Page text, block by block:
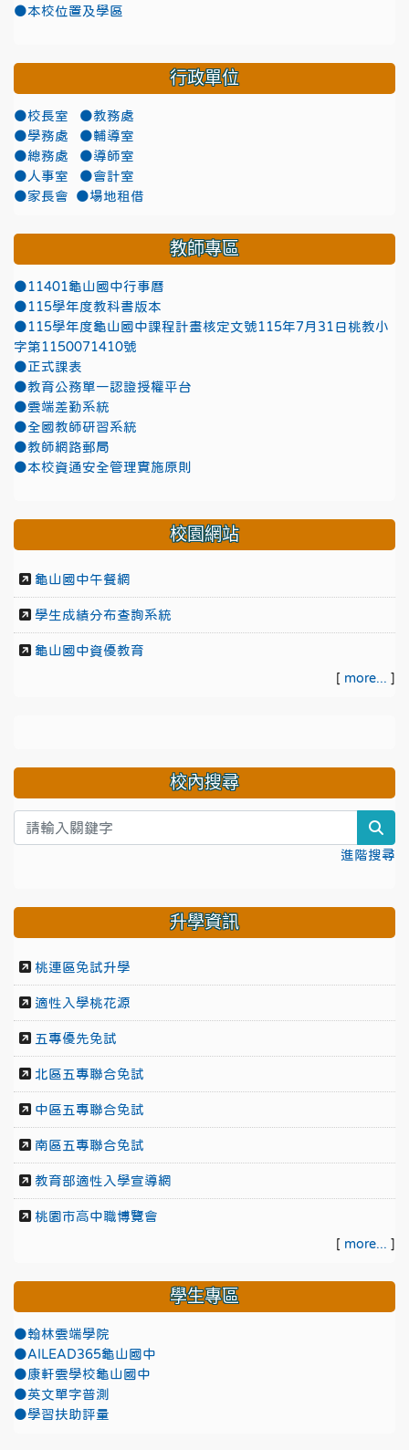
●本校位置及學區
行政單位
●校長室
●教務處
●學務處
●輔導室
●總務處
●導師室
●人事室
●會計室
●家長會
●場地租借
教師專區
●11401龜山國中行事曆
●115學年度教科書版本
●115學年度龜山國中課程計畫核定文號115年7月31日桃教小
字第1150071410號
●正式課表
●教育公務單一認證授權平台
●雲端差勤系統
●全國教師研習系統
●教師網路郵局
●本校資通安全管理實施原則
校園網站
龜山國中午餐網
學生成績分布查詢系統
龜山國中資優教育
[ more... ]
校內搜尋
進階搜尋
升學資訊
桃連區免試升學
適性入學桃花源
五專優先免試
北區五專聯合免試
中區五專聯合免試
南區五專聯合免試
教育部適性入學宣導網
桃園市高中職博覽會
[ more... ]
學生專區
●翰林雲端學院
●AILEAD365龜山國中
●康軒雲學校龜山國中
●英文單字普測
●學習扶助評量